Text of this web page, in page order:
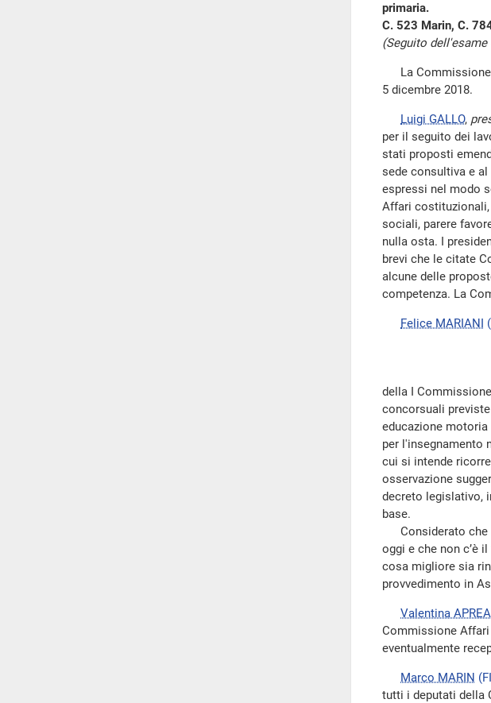
primaria.
C. 523 Marin, C.
(Seguito
La Commissione
5 dicembre 2018.
Luigi GALLO,
per il seguito dei
stati proposti
sede consultiva e
espressi nel modo
Affari
sociali, parere
nulla osta. I
brevi che le citate
alcune delle
competenza. La
Felice MARIANI
della I
concorsuali
educazione
per l'insegnamento
cui si intende
osservazione
decreto legislativo,
base.
Considerato che
oggi e che non c’è
cosa migliore sia
provvedimento in
Valentina APREA
Commissione
eventualmente
Marco MARIN
tutti i deputati della